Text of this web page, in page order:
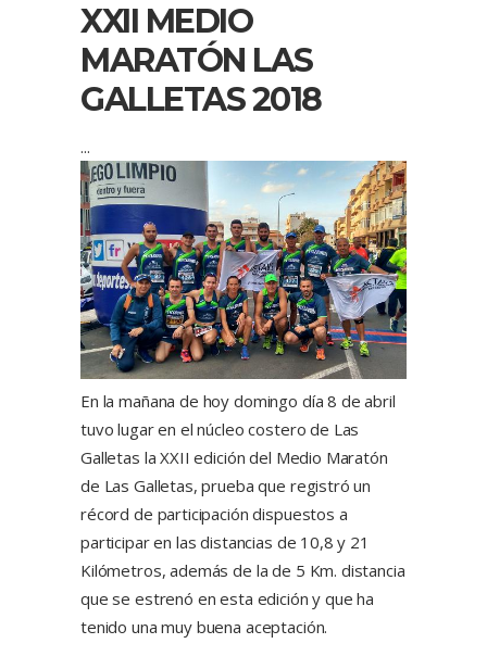
XXII MEDIO
MARATÓN LAS
GALLETAS 2018
En la mañana de hoy domingo día 8 de abril
tuvo lugar en el núcleo costero de Las
Galletas la XXII edición del Medio Maratón
de Las Galletas, prueba que registró un
récord de participación dispuestos a
participar en las distancias de 10,8 y 21
Kilómetros, además de la de 5 Km. distancia
que se estrenó en esta edición y que ha
tenido una muy buena aceptación.